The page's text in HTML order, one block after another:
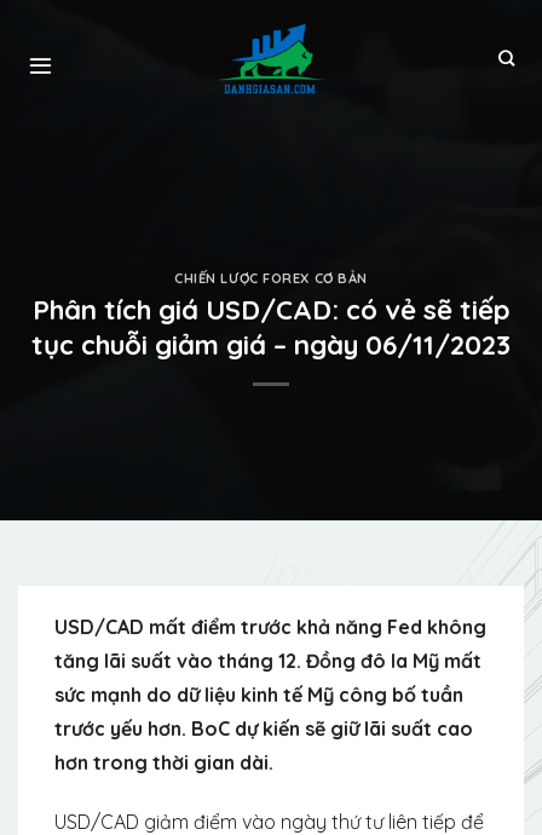
CHIẾN LƯỢC FOREX CƠ BẢN
Phân tích giá USD/CAD: có vẻ sẽ tiếp
tục chuỗi giảm giá – ngày 06/11/2023
USD/CAD mất điểm trước khả năng Fed không
tăng lãi suất vào tháng 12. Đồng đô la Mỹ mất
sức mạnh do dữ liệu kinh tế Mỹ công bố tuần
trước yếu hơn. BoC dự kiến ​​sẽ giữ lãi suất cao
hơn trong thời gian dài.
USD/CAD giảm điểm vào ngày thứ tư liên tiếp để